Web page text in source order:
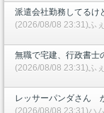
派遣会社勤務してるけ
(2026/08/08 23:31)ふ
無職で宅建、行政書士
(2026/08/08 23:31)ふ
レッサーパンダさん
(2026/08/08 23:31)ハ